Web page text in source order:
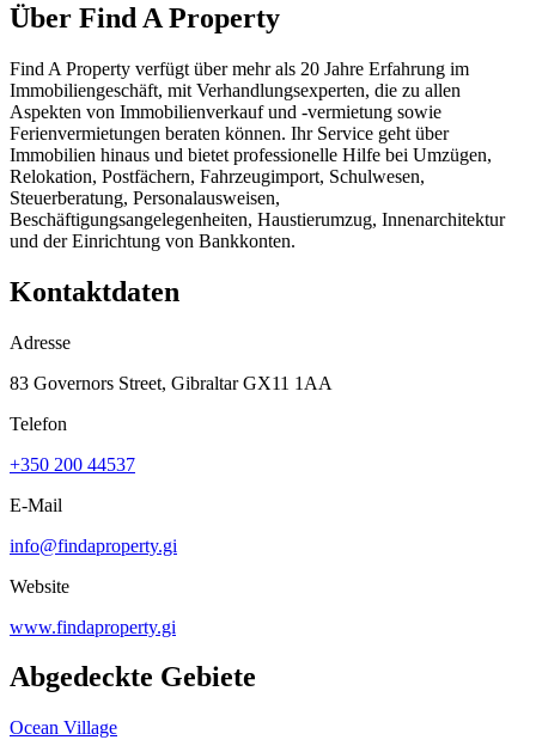
Über Find A Property
Find A Property verfügt über mehr als 20 Jahre Erfahrung im
Immobiliengeschäft, mit Verhandlungsexperten, die zu allen
Aspekten von Immobilienverkauf und -vermietung sowie
Ferienvermietungen beraten können. Ihr Service geht über
Immobilien hinaus und bietet professionelle Hilfe bei Umzügen,
Relokation, Postfächern, Fahrzeugimport, Schulwesen,
Steuerberatung, Personalausweisen,
Beschäftigungsangelegenheiten, Haustierumzug, Innenarchitektur
und der Einrichtung von Bankkonten.
Kontaktdaten
Adresse
83 Governors Street, Gibraltar GX11 1AA
Telefon
+350 200 44537
E-Mail
info@findaproperty.gi
Website
www.findaproperty.gi
Abgedeckte Gebiete
Ocean Village